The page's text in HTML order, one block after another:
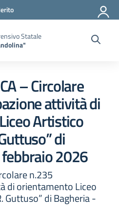
Statale
– Circolare
attività di
Artistico
di
2026
n.235
di orientamento Liceo
Guttuso” di Bagheria -